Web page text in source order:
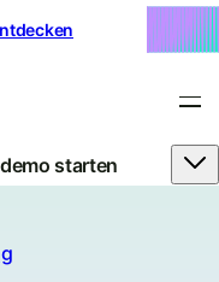
starten